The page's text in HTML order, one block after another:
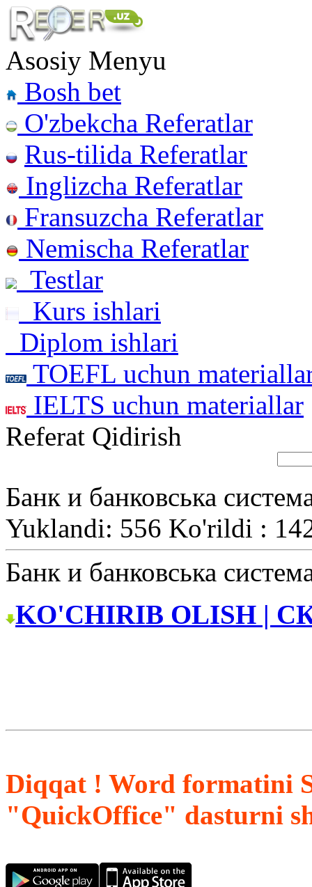
Asosiy Menyu
Bosh bet
O'zbekcha Referatlar
Rus-tilida Referatlar
Inglizcha Referatlar
Fransuzcha Referatlar
Nemischa Referatlar
Testlar
Kurs ishlari
Diplom ishlari
TOEFL uchun
IELTS uchun materiallar
Referat Qidirish
Банк и банковська
Yuklandi: 556 Ko'rildi :
Банк и банковська
KO'CHIRIB OLISH |
Diqqat ! Word formatini
"QuickOffice" dasturni